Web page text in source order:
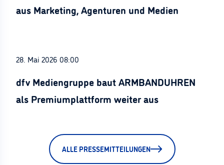
aus Marketing, Agenturen und Medien
28. Mai 2026 08:00
dfv Mediengruppe baut ARMBANDUHREN
als Premiumplattform weiter aus
ALLE PRESSEMITTEILUNGEN